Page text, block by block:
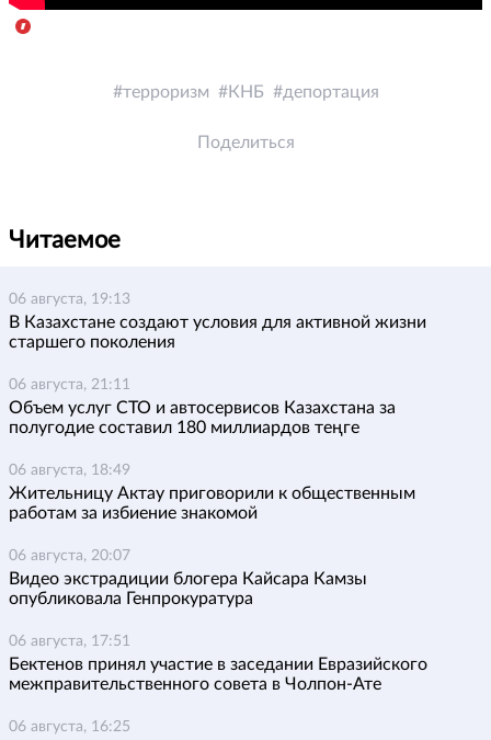
терроризм КНБ депортация
Поделиться
Читаемое
06 августа, 19:13
В Казахстане создают условия для активной жизни
старшего поколения
06 августа, 21:11
Объем услуг СТО и автосервисов Казахстана за
полугодие составил 180 миллиардов теңге
06 августа, 18:49
Жительницу Актау приговорили к общественным
работам за избиение знакомой
06 августа, 20:07
Видео экстрадиции блогера Кайсара Камзы
опубликовала Генпрокуратура
06 августа, 17:51
Бектенов принял участие в заседании Евразийского
межправительственного совета в Чолпон-Ате
06 августа, 16:25